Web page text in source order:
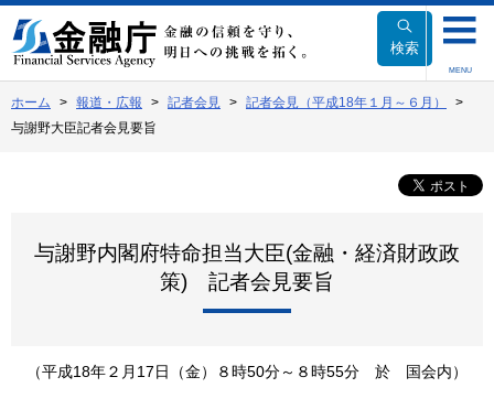
文
へ
動
検索
MENU
ホーム 報道・広報 記者会見
記者会見（平成18年１月～６月）
与謝野大臣記者会見要旨
与謝野内閣府特命担当大臣(金融・経済財政政
策) 記者会見要旨
（平成18年２月17日（金）８時50分～８時55分 於 国会内）